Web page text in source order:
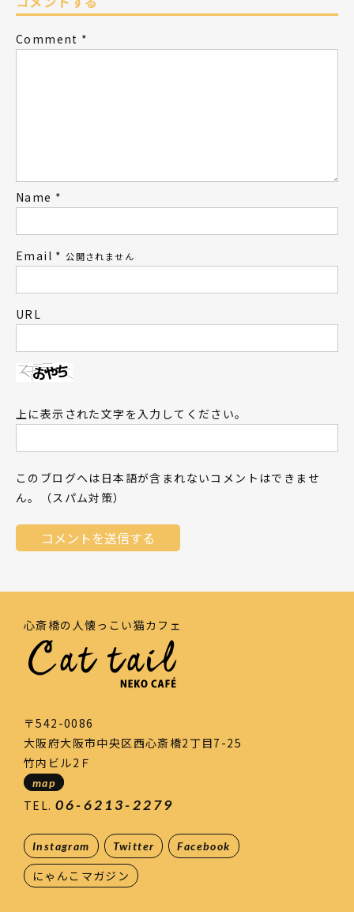
Comment *
Name *
Email * 公開されません
URL
上に表示された文字を入力してください。
このブログへは日本語が含まれないコメントはできませ
ん。（スパム対策）
心斎橋の人懐っこい猫カフェ
〒542-0086
大阪府大阪市中央区西心斎橋2丁目7-25
竹内ビル2Ｆ
map
TEL. 06-6213-2279
Instagram Twitter Facebook
にゃんこマガジン